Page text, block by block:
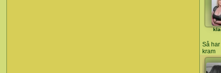
Så
kram